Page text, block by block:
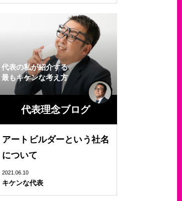
代表の私が紹介する
最もキケンな考え方
代表理念ブログ
アートビルダーという社名
について
2021.06.10
キケンな代表